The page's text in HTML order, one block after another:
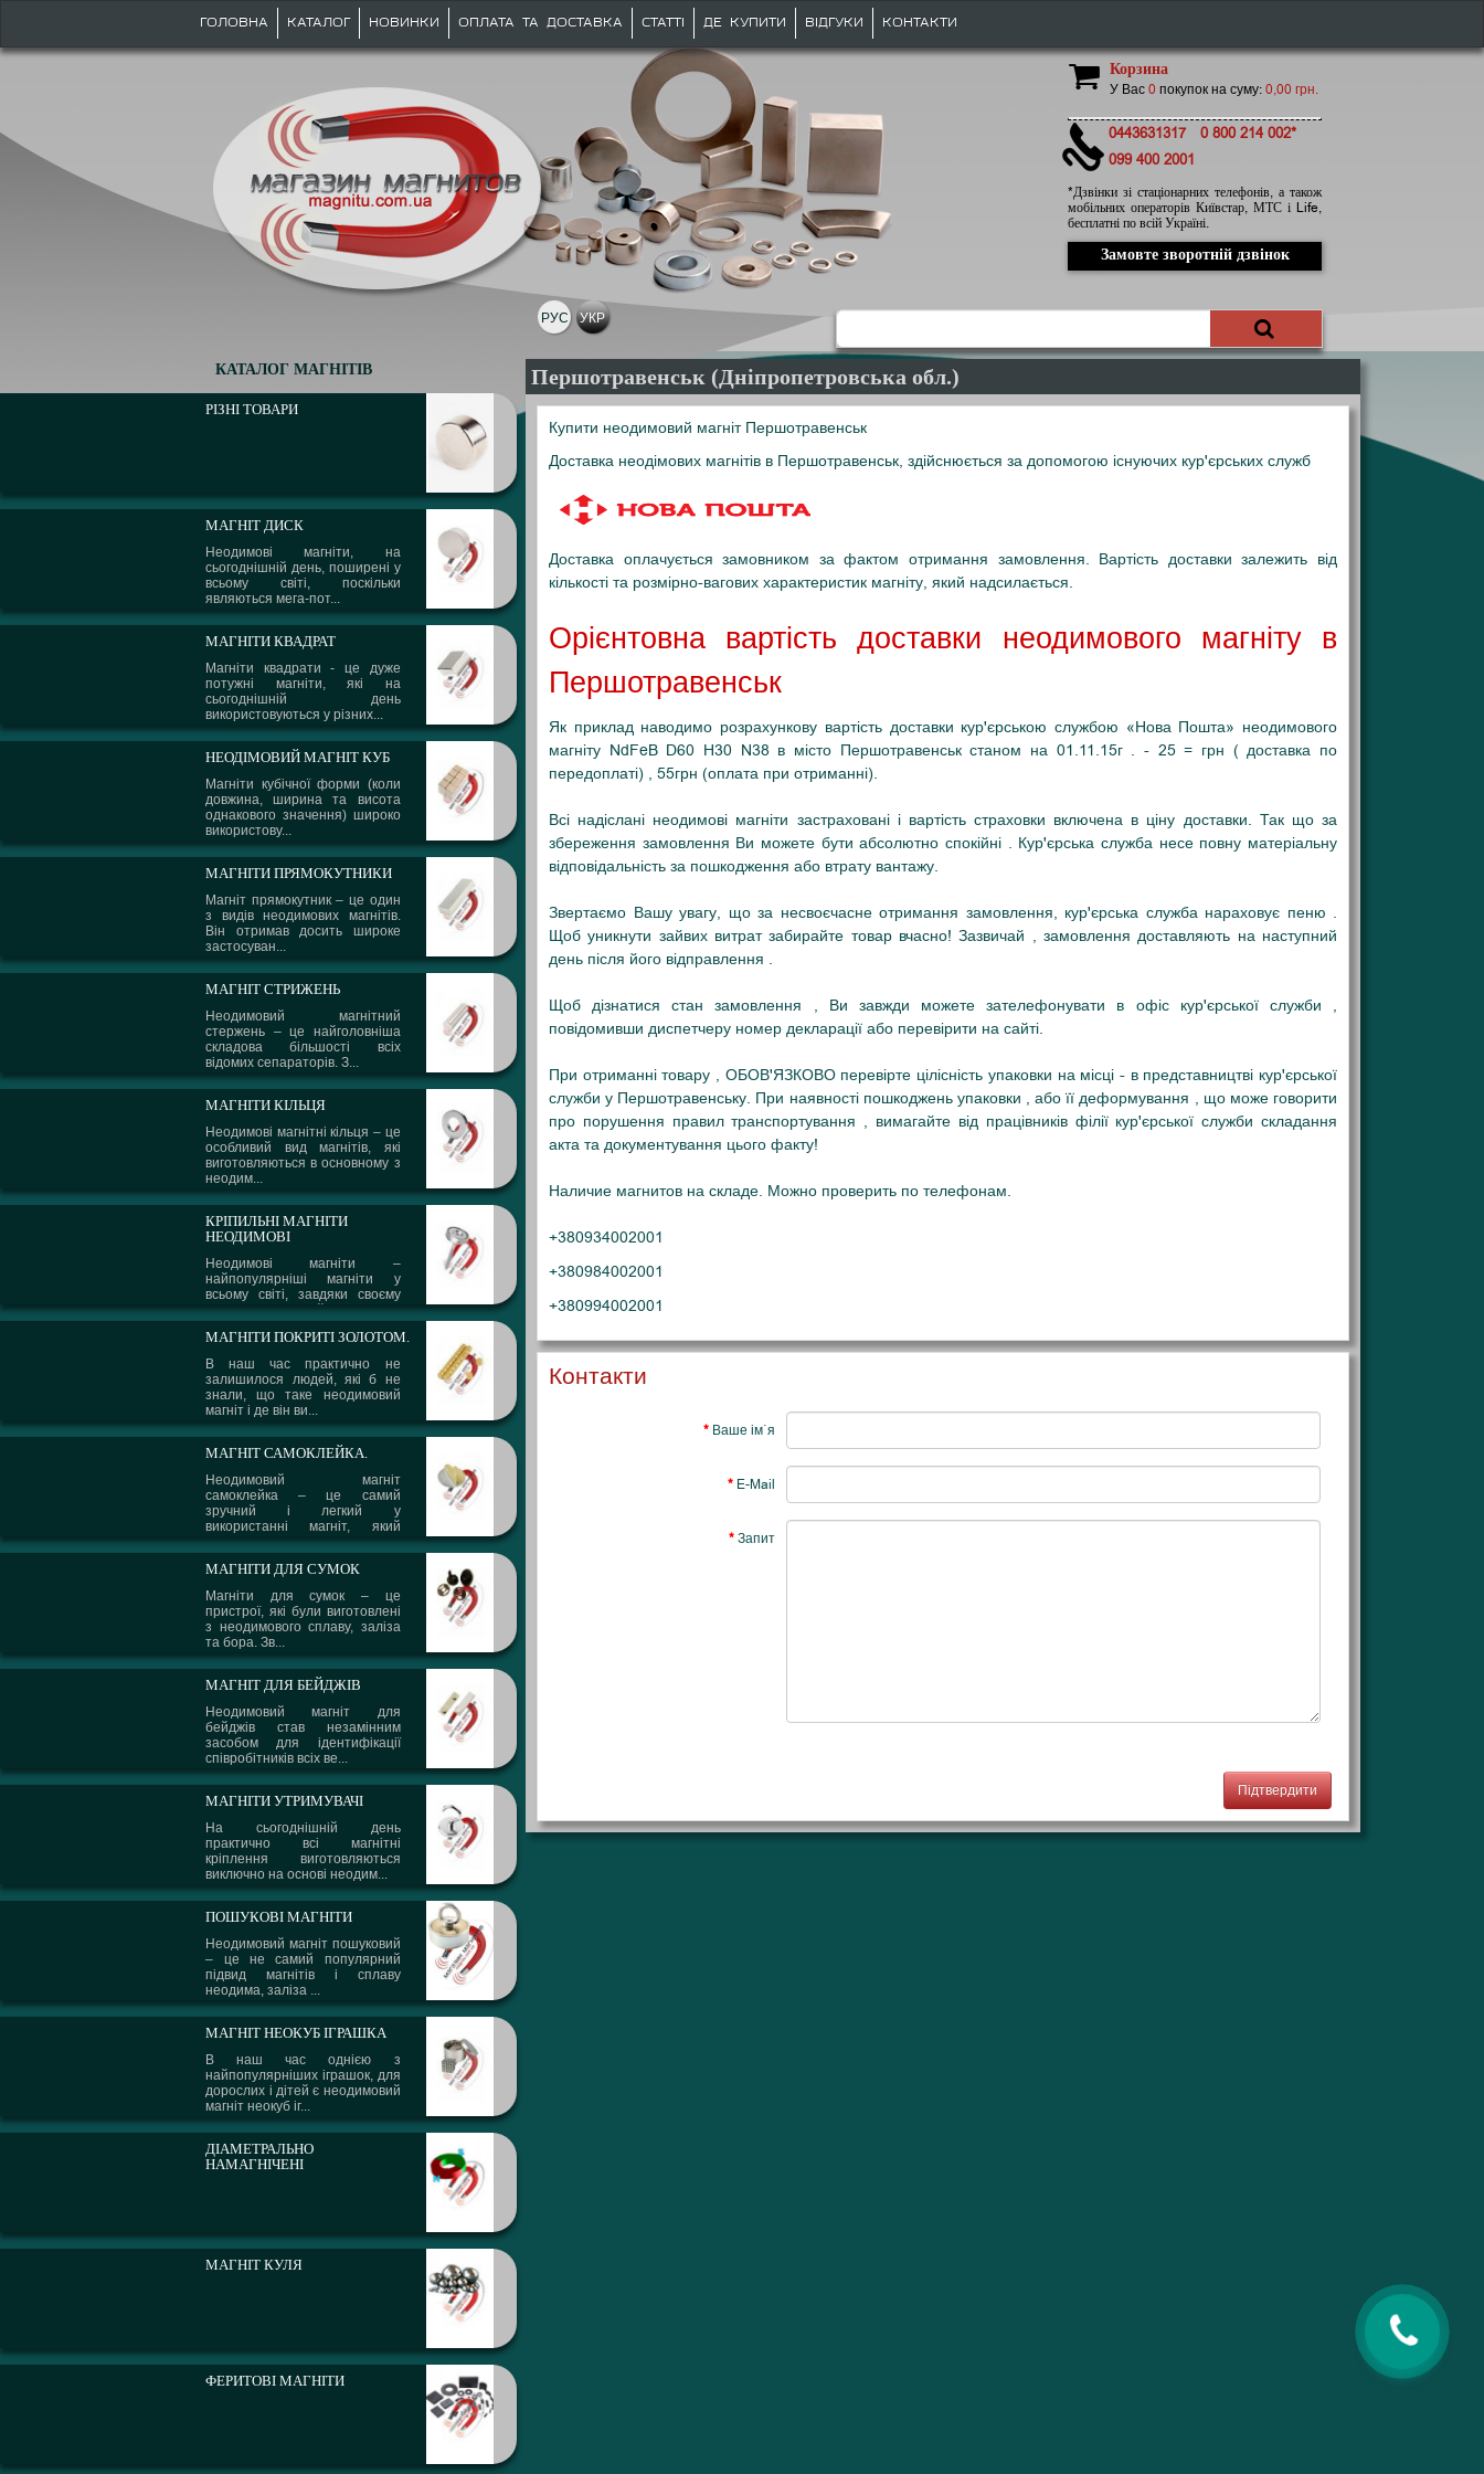
ГОЛОВНА КАТАЛОГ НОВИНКИ ОПЛАТА ТА ДОСТАВКА СТАТТІ ДЕ КУПИТИ ВІДГУКИ КОНТАКТИ
Корзина
У Вас0 покупок на суму:0,00 грн.
0443631317
0 800 214 002*
099 400 2001
*Дзвінки зі стаціонарних телефонів, а також
мобільних операторів Київстар, МТС і Life,
бесплатні по всій Україні.
Замовте зворотній дзвінок
РУС УКР
КАТАЛОГ МАГНІТІВ
РІЗНІ ТОВАРИ
МАГНІТ ДИСК
Неодимові магніти, на
сьогоднішній день, поширені у
всьому світі, поскільки
являються мега-пот...
МАГНІТИ КВАДРАТ
Магніти квадрати - це дуже
потужні магніти, які на
сьогоднішній день
використовуються у різних...
НЕОДІМОВИЙ МАГНІТ КУБ
Магніти кубічної форми (коли
довжина, ширина та висота
однакового значення) широко
використову...
МАГНІТИ ПРЯМОКУТНИКИ
Магніт прямокутник – це один
з видів неодимових магнітів.
Він отримав досить широке
застосуван...
МАГНІТ СТРИЖЕНЬ
Неодимовий магнітний
стержень – це найголовніша
складова більшості всіх
відомих сепараторів. З...
МАГНІТИ КІЛЬЦЯ
Неодимові магнітні кільця – це
особливий вид магнітів, які
виготовляються в основному з
неодим...
КРІПИЛЬНІ МАГНІТИ
НЕОДИМОВІ
Неодимові магніти –
найпопулярніші магніти у
всьому світі, завдяки своєму
сплаву і надзвичайни...
МАГНІТИ ПОКРИТІ ЗОЛОТОМ.
В наш час практично не
залишилося людей, які б не
знали, що таке неодимовий
магніт і де він ви...
МАГНІТ САМОКЛЕЙКА.
Неодимовий магніт
самоклейка – це самий
зручний і легкий у
використанні магніт, який
може вико...
МАГНІТИ ДЛЯ СУМОК
Магніти для сумок – це
пристрої, які були виготовлені
з неодимового сплаву, заліза
та бора. Зв...
МАГНІТ ДЛЯ БЕЙДЖІВ
Неодимовий магніт для
бейджів став незамінним
засобом для ідентифікації
співробітників всіх ве...
МАГНІТИ УТРИМУВАЧІ
На сьогоднішній день
практично всі магнітні
кріплення виготовляються
виключно на основі неодим...
ПОШУКОВІ МАГНІТИ
Неодимовий магніт пошуковий
– це не самий популярний
підвид магнітів і сплаву
неодима, заліза ...
МАГНІТ НЕОКУБ ІГРАШКА
В наш час однією з
найпопулярніших іграшок, для
дорослих і дітей є неодимовий
магніт неокуб іг...
ДІАМЕТРАЛЬНО
НАМАГНІЧЕНІ
МАГНІТ КУЛЯ
ФЕРИТОВІ МАГНІТИ
Першотравенськ (Дніпропетровська обл.)
Купити неодимовий магніт Першотравенськ
Доставка неодімових магнітів в Першотравенськ, здійснюється за допомогою існуючих кур'єрських служб
Доставка оплачується замовником за фактом отримання замовлення. Вартість доставки залежить від
кількості та розмірно-вагових характеристик магніту, який надсилається.
Орієнтовна вартість доставки неодимового магніту в
Першотравенськ
Як приклад наводимо розрахункову вартість доставки кур'єрською службою «Нова Пошта» неодимового
магніту NdFeB D60 H30 N38 в місто Першотравенськ станом на 01.11.15г . - 25 = грн ( доставка по
передоплаті) , 55грн (оплата при отриманні).
Всі надіслані неодимові магніти застраховані і вартість страховки включена в ціну доставки. Так що за
збереження замовлення Ви можете бути абсолютно спокійні . Кур'єрська служба несе повну матеріальну
відповідальність за пошкодження або втрату вантажу.
Звертаємо Вашу увагу, що за несвоєчасне отримання замовлення, кур'єрська служба нараховує пеню .
Щоб уникнути зайвих витрат забирайте товар вчасно! Зазвичай , замовлення доставляють на наступний
день після його відправлення .
Щоб дізнатися стан замовлення , Ви завжди можете зателефонувати в офіс кур'єрської служби ,
повідомивши диспетчеру номер декларації або перевірити на сайті.
При отриманні товару , ОБОВ'ЯЗКОВО перевірте цілісність упаковки на місці - в представництві кур'єрської
служби у Першотравенську. При наявності пошкоджень упаковки , або її деформування , що може говорити
про порушення правил транспортування , вимагайте від працівників філії кур'єрської служби складання
акта та документування цього факту!
Наличие магнитов на складе. Можно проверить по телефонам.
+380934002001
+380984002001
+380994002001
Контакти
Ваше ім`я
E-Mail
Запит